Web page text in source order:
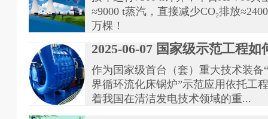
≈9000 t蒸汽，直接减少CO₂排放
万棵！
2025-06-07 国家级示范工程如
作为国家级首台（套）重大技术装备
界循环流化床锅炉”示范应用依托工
着我国在清洁发电技术领域的重...